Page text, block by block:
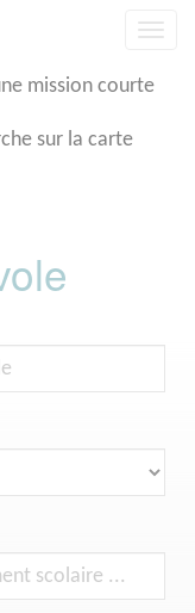
mission courte
sur la carte